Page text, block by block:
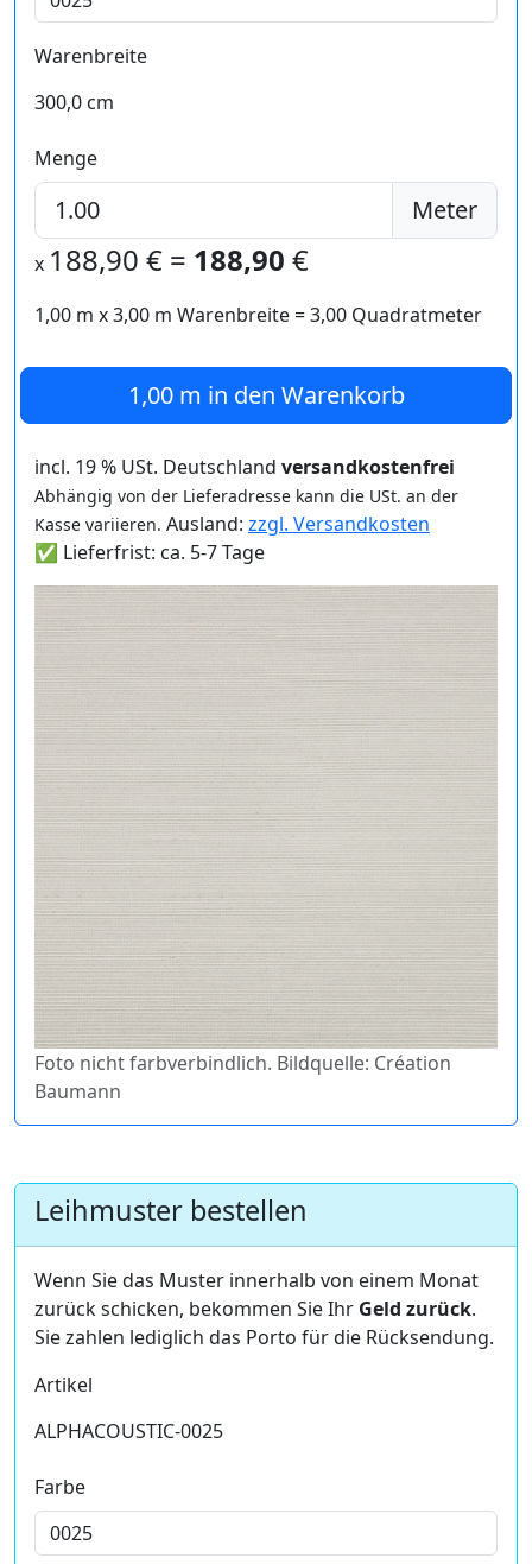
Warenbreite
300,0 cm
Menge
Meter
x 188,90 € = 188,90 €
1,00 m x3,00 m Warenbreite =3,00 Quadratmeter
1,00 m in den Warenkorb
incl. 19 % USt. Deutschland versandkostenfrei
Abhängig von der Lieferadresse kann die USt. an der
Kasse variieren. Ausland: zzgl. Versandkosten
✅ Lieferfrist: ca. 5-7 Tage
Foto nicht farbverbindlich. Bildquelle: Création
Baumann
Leihmuster bestellen
Wenn Sie das Muster innerhalb von einem Monat
zurück schicken, bekommen Sie Ihr Geld zurück.
Sie zahlen lediglich das Porto für die Rücksendung.
Artikel
ALPHACOUSTIC-0025
Farbe